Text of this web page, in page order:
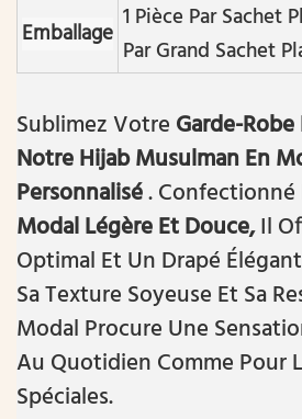
Emballage 1 Pièce Par Sachet
Par Grand Sachet
Sublimez Votre Garde-
Notre Hijab Musulman En
Personnalisé. Confectionné
Modal Légère Et Douce,Il
Optimal Et Un Drapé
Sa Texture Soyeuse Et Sa
Modal Procure Une
Au Quotidien Comme Pour
Spéciales.